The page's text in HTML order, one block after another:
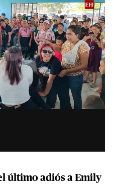
último adiós a Emily